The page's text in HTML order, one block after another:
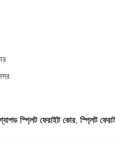
স্প্লিট ফেরাইট কোর স্প্লিট